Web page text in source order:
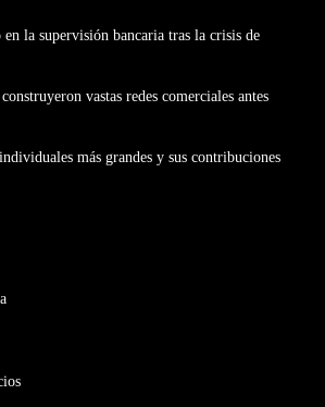
la supervisión bancaria tras la crisis de
vastas redes comerciales antes
más grandes y sus contribuciones